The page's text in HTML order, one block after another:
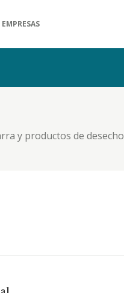
y productos de desecho